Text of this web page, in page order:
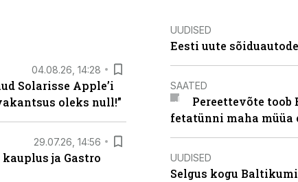
04.08.26, 14:28
Solarisse Apple’i
oleks null!”
29.07.26, 14:56
ja Gastro
UUDISED
Eesti uute
SAATED
Pereettevõte toob
fetatünni maha müüa
UUDISED
Selgus kogu